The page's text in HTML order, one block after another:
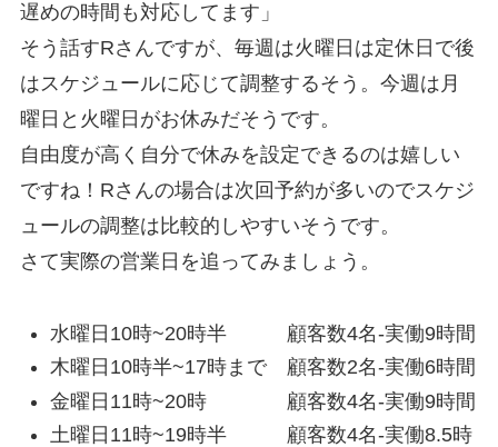
遅めの時間も対応してます」
そう話すRさんですが、毎週は火曜日は定休日で後
はスケジュールに応じて調整するそう。今週は月
曜日と火曜日がお休みだそうです。
自由度が高く自分で休みを設定できるのは嬉しい
ですね！Rさんの場合は次回予約が多いのでスケジ
ュールの調整は比較的しやすいそうです。
さて実際の営業日を追ってみましょう。
水曜日10時~20時半 顧客数4名-実働9時間
木曜日10時半~17時まで 顧客数2名-実働6時間
金曜日11時~20時 顧客数4名-実働9時間
土曜日11時~19時半 顧客数4名-実働8.5時